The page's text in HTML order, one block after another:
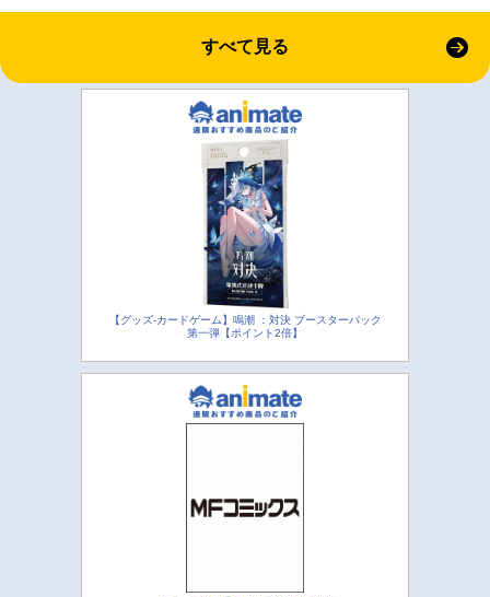
すべて見る
【グッズ-カードゲーム】鳴潮 ：対決 ブースターパック
第一弾【ポイント2倍】